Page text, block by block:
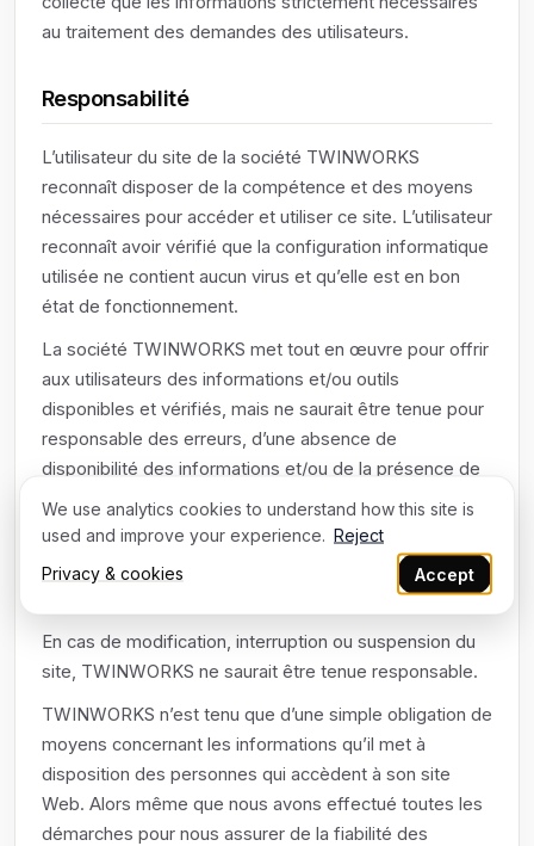
au traitement des demandes des utilisateurs.
Responsabilité
L’utilisateur du site de la société TWINWORKS
reconnaît disposer de la compétence et des moyens
nécessaires pour accéder et utiliser ce site. L’utilisateur
reconnaît avoir vérifié que la configuration informatique
utilisée ne contient aucun virus et qu’elle est en bon
état de fonctionnement.
La société TWINWORKS met tout en œuvre pour offrir
aux utilisateurs des informations et/ou outils
disponibles et vérifiés, mais ne saurait être tenue pour
responsable des erreurs, d’une absence de
disponibilité des informations et/ou de la présence de
virus sur son site.
Le site est accessible 7j/7, 24h/24 sauf en cas de
force majeure, interruption programmée ou non, et
pouvant découler d'une nécessité de maintenance.
En cas de modification, interruption ou suspension du
site, TWINWORKS ne saurait être tenue responsable.
TWINWORKS n’est tenu que d’une simple obligation de
moyens concernant les informations qu’il met à
disposition des personnes qui accèdent à son site
Web. Alors même que nous avons effectué toutes les
démarches pour nous assurer de la fiabilité des
We use analytics cookies to understand how this site is
used and improve your experience.
Reject
Privacy & cookies
Accept